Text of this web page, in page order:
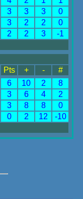
3 3 3
0
3 2 2
0
2 2 3 -1
Pts + -
#
6 10 2
8
3 6 4
2
3 8 8
0
0 2 12 -10